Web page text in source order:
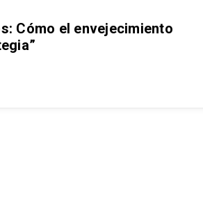
Cómo el envejecimiento